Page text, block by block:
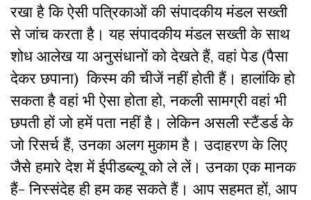
रखा है कि ऐसी पत्रिकाओं की संपादकीय मंडल सख्ती
से जांच करता है। यह संपादकीय मंडल सख्ती के साथ
शोध आलेख या अनुसंधानों को देखते हैं, वहां पेड (पैसा
देकर छपाना) किस्म की चीजें नहीं होती हैं। हालांकि हो
सकता है वहां भी ऐसा होता हो, नकली सामग्री वहां भी
छपती हों जो हमें पता नहीं है। लेकिन असली स्टैंडर्ड के
जो रिसर्च हैं, उनका अलग मुकाम है। उदाहरण के लिए
जैसे हमारे देश में ईपीडब्ल्यू को ले लें। उनका एक मानक
हैं- निस्संदेह ही हम कह सकते हैं। आप सहमत हों, आप